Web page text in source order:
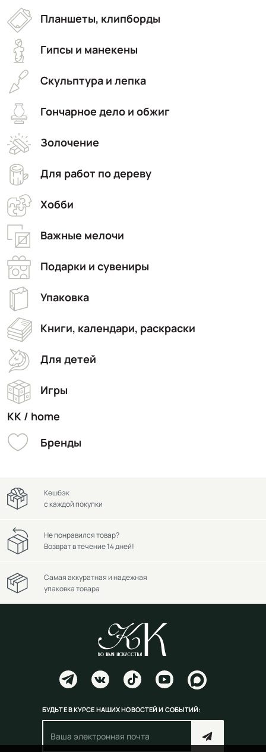
Планшеты, клипборды
Гипсы и манекены
Скульптура и лепка
Гончарное дело и обжиг
Золочение
Для работ по дереву
Хобби
Важные мелочи
Подарки и сувениры
Упаковка
Книги, календари, раскраски
Для детей
Игры
KK / home
Бренды
Кешбэк
с каждой покупки
Не понравился товар?
Возврат в течение 14 дней!
Самая аккуратная и надежная
упаковка товара
БУДЬТЕ В КУРСЕ НАШИХ НОВОСТЕЙ И СОБЫТИЙ: